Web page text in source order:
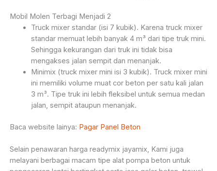
Mobil Molen Terbagi Menjadi 2
Truck mixer standar (isi 7 kubik). Karena truck mixer
standar memuat lebih banyak 4 m³ dari tipe truk mini.
Sehingga kekurangan dari truk ini tidak bisa
mengakses jalan sempit dan menanjak.
Minimix (truck mixer mini isi 3 kubik). Truck mixer mini
ini memiliki volume muat cor beton per satu kali jalan
3 m³. Tipe truk ini lebih fleksibel untuk semua medan
jalan, sempit ataupun menanjak.
Baca website lainya: Pagar Panel Beton
Selain penawaran harga readymix jayamix, Kami juga
melayani berbagai macam tipe alat pompa beton untuk